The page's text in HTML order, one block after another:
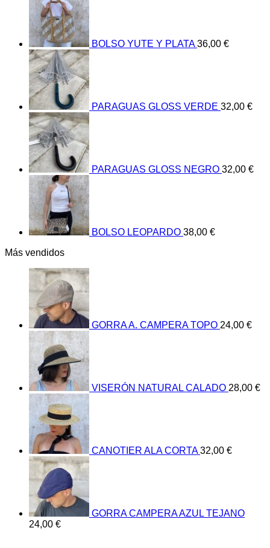
BOLSO YUTE Y PLATA 36,00 €
PARAGUAS GLOSS VERDE 32,00 €
PARAGUAS GLOSS NEGRO 32,00 €
BOLSO LEOPARDO 38,00 €
Más vendidos
GORRA A. CAMPERA TOPO 24,00 €
VISERÓN NATURAL CALADO 28,00 €
CANOTIER ALA CORTA 32,00 €
GORRA CAMPERA AZUL TEJANO
24,00 €